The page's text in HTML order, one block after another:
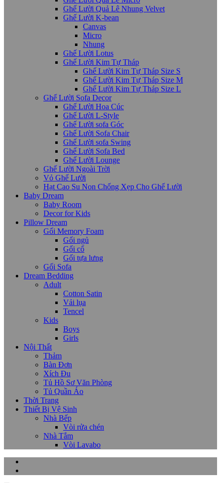
Ghế Lười Quả Lê Nhung Velvet
Ghế Lười K-bean
Canvas
Micro
Nhung
Ghế Lười Lotus
Ghế Lười Kim Tự Tháp
Ghế Lười Kim Tự Tháp Size S
Ghế Lười Kim Tự Tháp Size M
Ghế Lười Kim Tự Tháp Size L
Ghế Lười Sofa Decor
Ghế Lười Hoa Cúc
Ghế Lười L-Style
Ghế Lười sofa Góc
Ghế Lười Sofa Chair
Ghế Lười sofa Swing
Ghế Lười Sofa Bed
Ghế Lười Lounge
Ghế Lười Ngoài Trời
Vỏ Ghế Lười
Hạt Cao Su Non Chống Xẹp Cho Ghế Lười
Baby Dream
Baby Room
Decor for Kids
Pillow Dream
Gối Memory Foam
Gối ngủ
Gối cổ
Gối tựa lưng
Gối Sofa
Dream Bedding
Adult
Cotton Satin
Vải lụa
Tencel
Kids
Boys
Girls
Nội Thất
Thảm
Bàn Đơn
Xích Đu
Tủ Hồ Sơ Văn Phòng
Tủ Quần Áo
Thời Trang
Thiết Bị Vệ Sinh
Nhà Bếp
Vòi rửa chén
Nhà Tắm
Vòi Lavabo